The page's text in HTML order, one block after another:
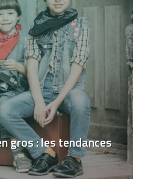
gros : les tendances